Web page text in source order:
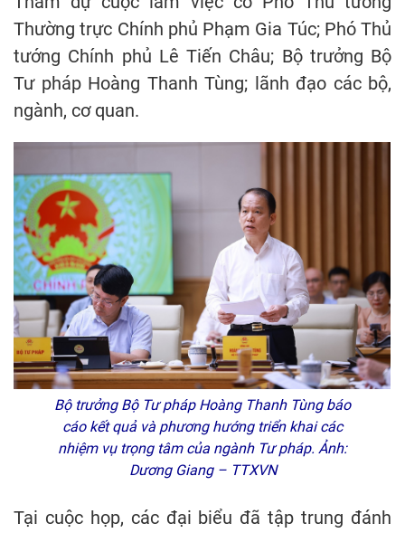
Thường trực Chính phủ Phạm Gia Túc; Phó Thủ
tướng Chính phủ Lê Tiến Châu; Bộ trưởng Bộ
Tư pháp Hoàng Thanh Tùng; lãnh đạo các bộ,
ngành, cơ quan.
Bộ trưởng Bộ Tư pháp Hoàng Thanh Tùng báo
cáo kết quả và phương hướng triển khai các
nhiệm vụ trọng tâm của ngành Tư pháp. Ảnh:
Dương Giang – TTXVN
Tại cuộc họp, các đại biểu đã tập trung đánh